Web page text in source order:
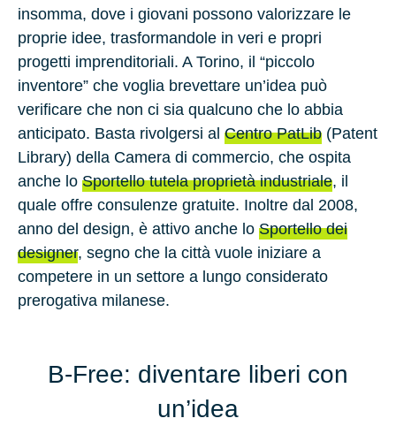
insomma, dove i giovani possono valorizzare le
proprie idee, trasformandole in veri e propri
progetti imprenditoriali. A Torino, il “piccolo
inventore” che voglia brevettare un’idea può
verificare che non ci sia qualcuno che lo abbia
anticipato. Basta rivolgersi al Centro PatLib (Patent
Library) della Camera di commercio, che ospita
anche lo Sportello tutela proprietà industriale, il
quale offre consulenze gratuite. Inoltre dal 2008,
anno del design, è attivo anche lo Sportello dei
designer, segno che la città vuole iniziare a
competere in un settore a lungo considerato
prerogativa milanese.
B-Free: diventare liberi con
un’idea